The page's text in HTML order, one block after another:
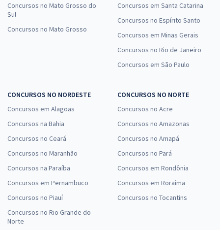
Concursos no Mato Grosso do
Sul
Concursos no Mato Grosso
Concursos em Santa Catarina
Concursos no Espírito Santo
Concursos em Minas Gerais
Concursos no Rio de Janeiro
Concursos em São Paulo
CONCURSOS NO NORDESTE
Concursos em Alagoas
Concursos na Bahia
Concursos no Ceará
Concursos no Maranhão
Concursos na Paraíba
Concursos em Pernambuco
Concursos no Piauí
Concursos no Rio Grande do
Norte
CONCURSOS NO NORTE
Concursos no Acre
Concursos no Amazonas
Concursos no Amapá
Concursos no Pará
Concursos em Rondônia
Concursos em Roraima
Concursos no Tocantins